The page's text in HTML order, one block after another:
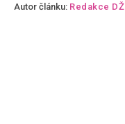
Autor článku: Redakce DŽ